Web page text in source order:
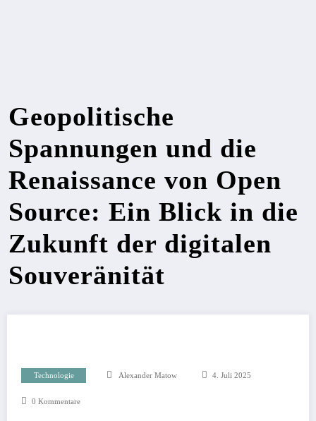
Geopolitische
Spannungen und die
Renaissance von Open
Source: Ein Blick in die
Zukunft der digitalen
Souveränität
Technologie Alexander Matow 4. Juli 2025
0 Kommentare